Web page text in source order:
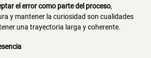
el error como parte del proceso,
y mantener la curiosidad son cualidades
una trayectoria larga y coherente.